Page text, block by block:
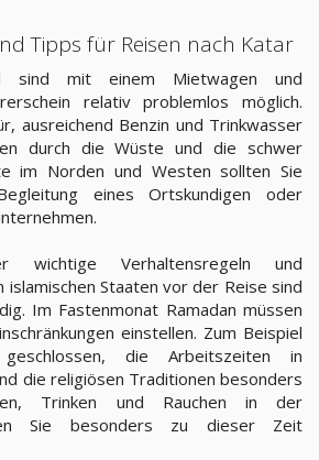
Tipps für Reisen nach Katar
sind mit einem Mietwagen und
relativ problemlos möglich.
ausreichend Benzin und Trinkwasser
durch die Wüste und die schwer
im Norden und Westen sollten Sie
eines Ortskundigen oder
wichtige Verhaltensregeln und
Staaten vor der Reise sind
Im Fastenmonat Ramadan müssen
einstellen. Zum Beispiel
die Arbeitszeiten in
die religiösen Traditionen besonders
Trinken und Rauchen in der
Sie besonders zu dieser Zeit